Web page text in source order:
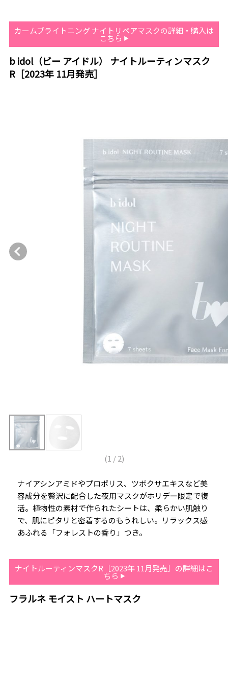
カームブライトニング ナイトリペアマスクの詳細・購入は
こちら
b idol（ビー アイドル） ナイトルーティンマスク
R［2023年 11月発売］
(1 /2)
ナイアシンアミドやプロポリス、ツボクサエキスなど美
容成分を贅沢に配合した夜用マスクがホリデー限定で復
活。植物性の素材で作られたシートは、柔らかい肌触り
で、肌にピタリと密着するのもうれしい。リラックス感
あふれる「フォレストの香り」つき。
ナイトルーティンマスクR［2023年 11月発売］の詳細はこ
ちら
フラルネ モイスト ハートマスク